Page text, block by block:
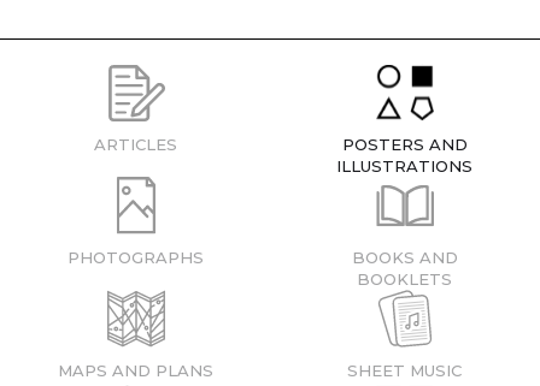
ARTICLES
POSTERS AND
ILLUSTRATIONS
PHOTOGRAPHS
BOOKS AND
BOOKLETS
MAPS AND PLANS SHEET MUSIC